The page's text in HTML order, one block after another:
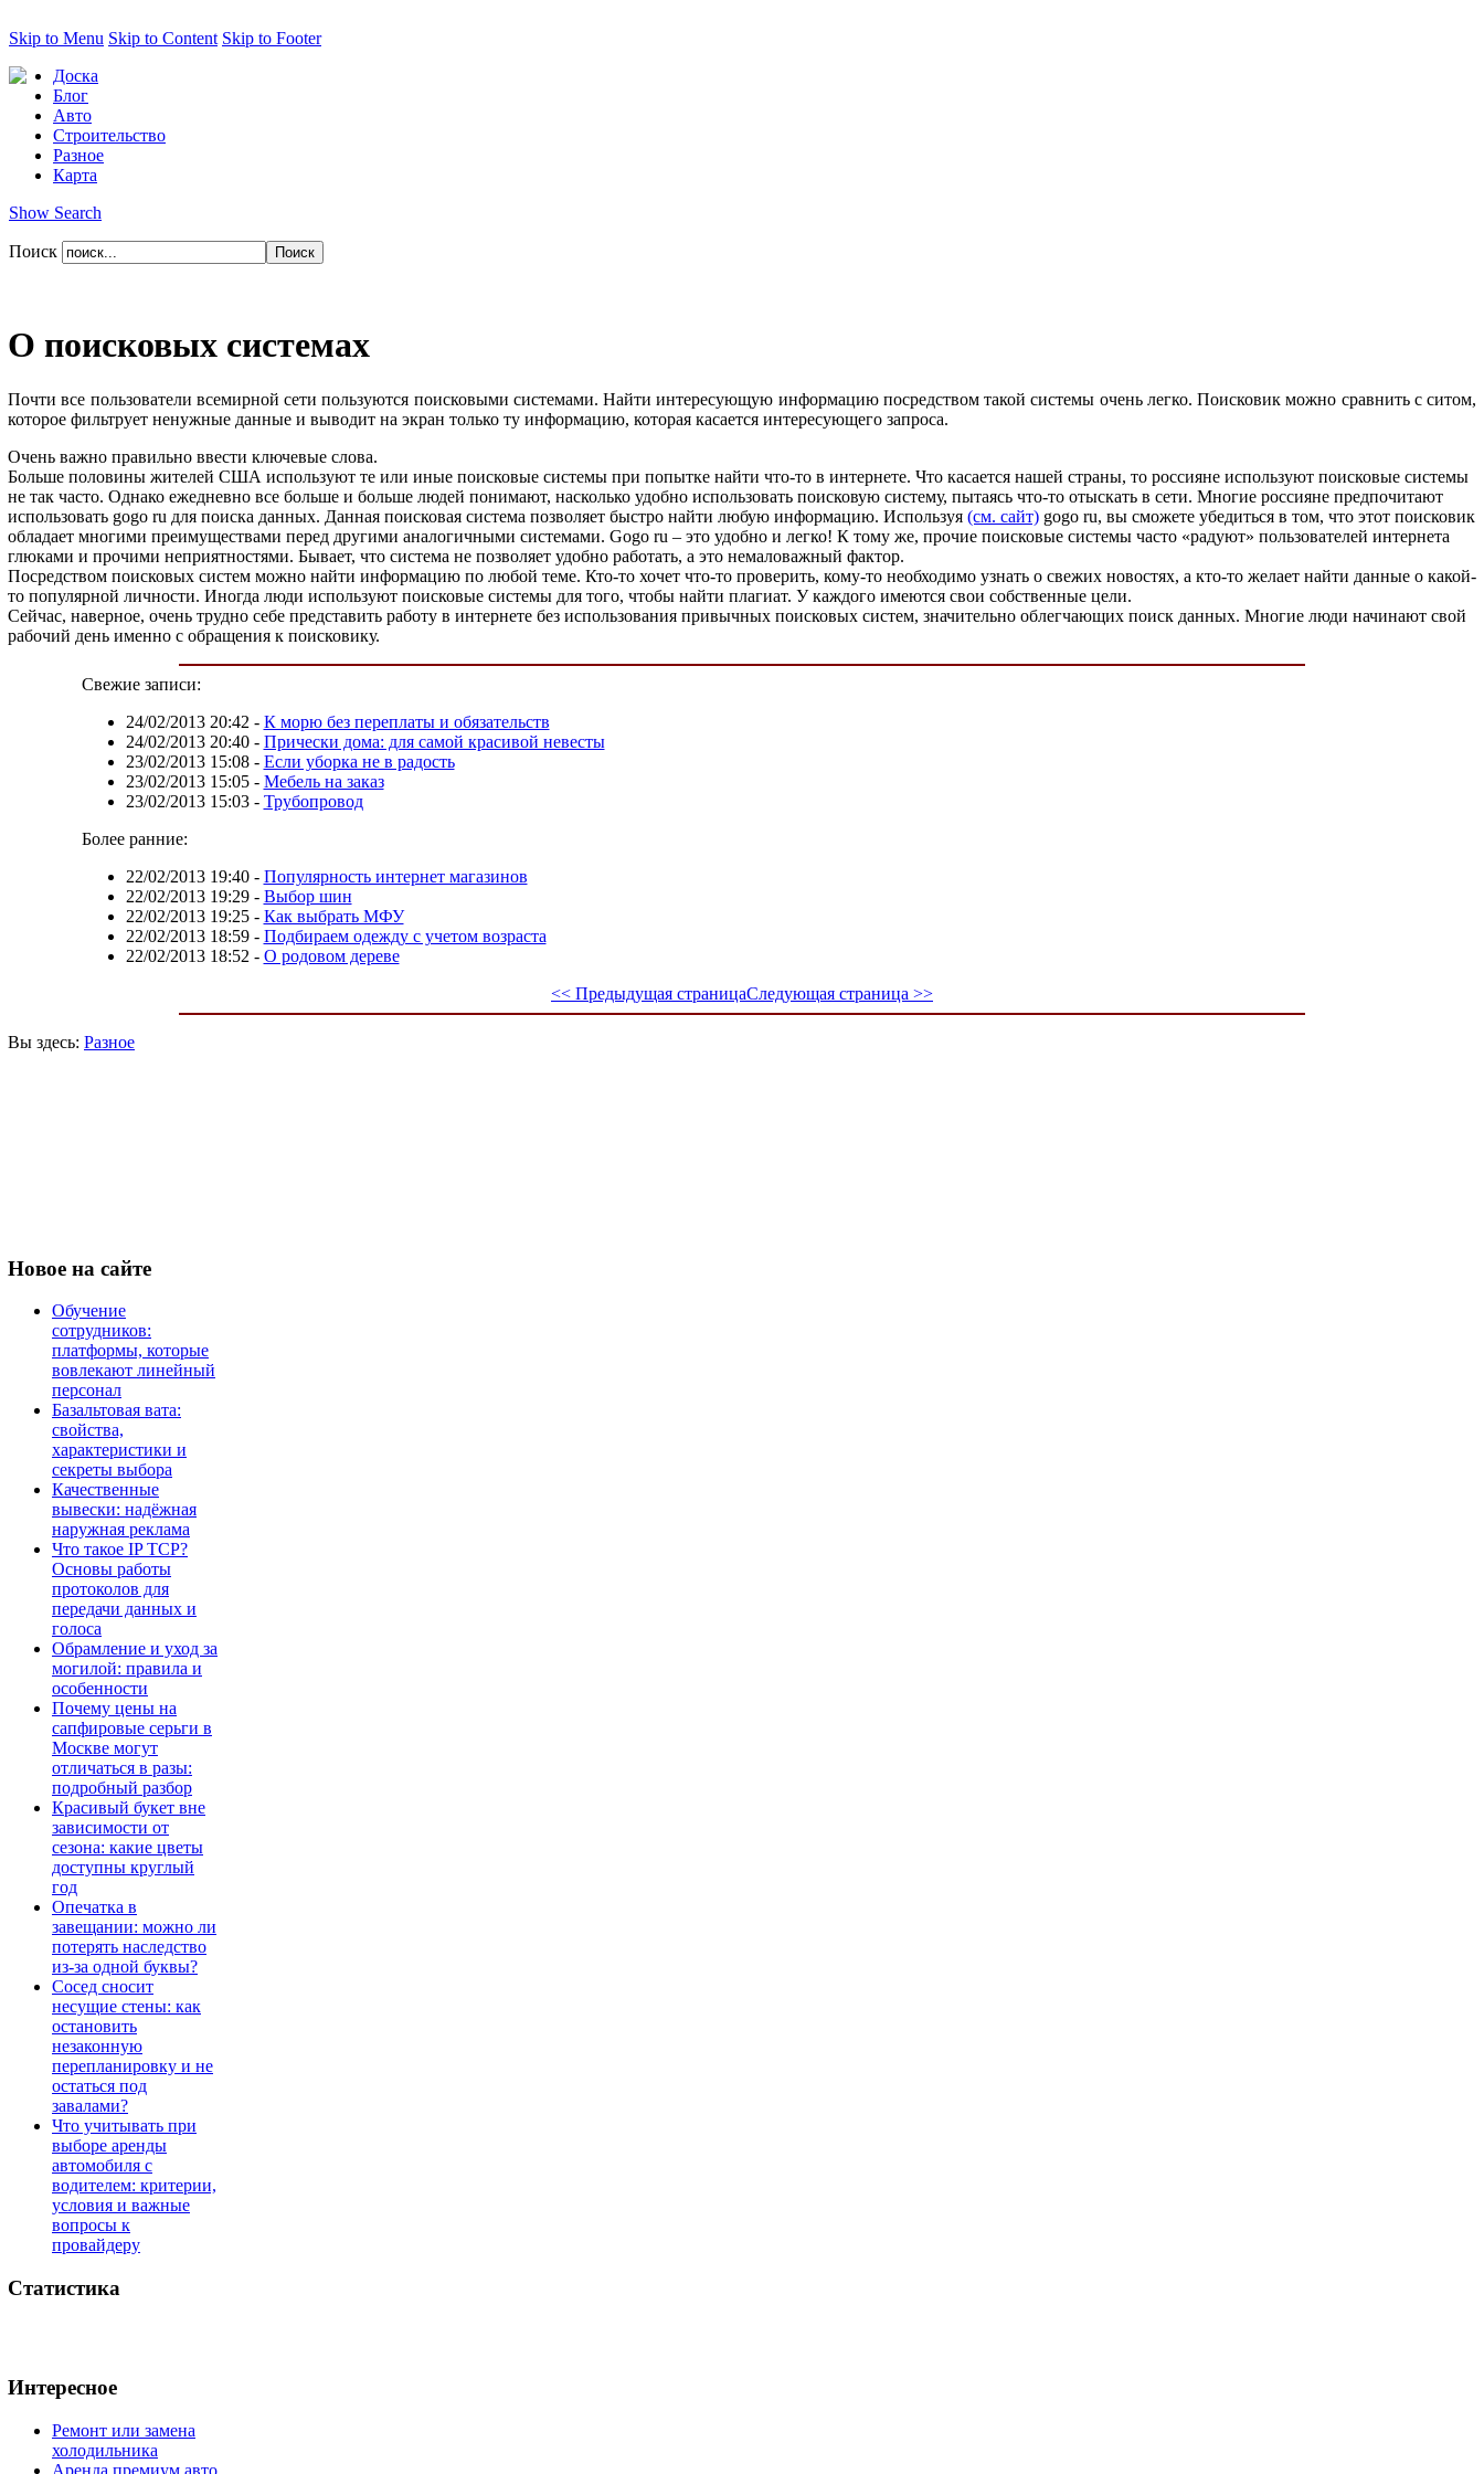
Skip to Menu Skip to Content Skip to Footer
Доска
Блог
Авто
Строительство
Разное
Карта
Show Search
Поиск
О поисковых системах
Почти все пользователи всемирной сети пользуются поисковыми системами. Найти интересующую информацию посредством такой системы очень легко. Поисковик можно сравнить с ситом,
которое фильтрует ненужные данные и выводит на экран только ту информацию, которая касается интересующего запроса.
Очень важно правильно ввести ключевые слова.
Больше половины жителей США используют те или иные поисковые системы при попытке найти что-то в интернете. Что касается нашей страны, то россияне используют поисковые системы
не так часто. Однако ежедневно все больше и больше людей понимают, насколько удобно использовать поисковую систему, пытаясь что-то отыскать в сети. Многие россияне предпочитают
использовать gogo ru для поиска данных. Данная поисковая система позволяет быстро найти любую информацию. Используя (см. сайт) gogo ru, вы сможете убедиться в том, что этот поисковик
обладает многими преимуществами перед другими аналогичными системами. Gogo ru – это удобно и легко! К тому же, прочие поисковые системы часто «радуют» пользователей интернета
глюками и прочими неприятностями. Бывает, что система не позволяет удобно работать, а это немаловажный фактор.
Посредством поисковых систем можно найти информацию по любой теме. Кто-то хочет что-то проверить, кому-то необходимо узнать о свежих новостях, а кто-то желает найти данные о какой-
то популярной личности. Иногда люди используют поисковые системы для того, чтобы найти плагиат. У каждого имеются свои собственные цели.
Сейчас, наверное, очень трудно себе представить работу в интернете без использования привычных поисковых систем, значительно облегчающих поиск данных. Многие люди начинают свой
рабочий день именно с обращения к поисковику.
Свежие записи:
24/02/2013 20:42 - К морю без переплаты и обязательств
24/02/2013 20:40- Прически дома: для самой красивой невесты
23/02/2013 15:08- Если уборка не в радость
23/02/2013 15:05- Мебель на заказ
23/02/2013 15:03- Трубопровод
Более ранние:
22/02/2013 19:40- Популярность интернет магазинов
22/02/2013 19:29- Выбор шин
22/02/2013 19:25- Как выбрать МФУ
22/02/2013 18:59- Подбираем одежду с учетом возраста
22/02/2013 18:52 - О родовом дереве
<< Предыдущая страницаСледующая страница >>
Вы здесь: Разное
Новое на сайте
Обучение
сотрудников:
платформы, которые
вовлекают линейный
персонал
Базальтовая вата:
свойства,
характеристики и
секреты выбора
Качественные
вывески: надёжная
наружная реклама
Что такое IP TCP?
Основы работы
протоколов для
передачи данных и
голоса
Обрамление и уход за
могилой: правила и
особенности
Почему цены на
сапфировые серьги в
Москве могут
отличаться в разы:
подробный разбор
Красивый букет вне
зависимости от
сезона: какие цветы
доступны круглый
год
Опечатка в
завещании: можно ли
потерять наследство
из-за одной буквы?
Сосед сносит
несущие стены: как
остановить
незаконную
перепланировку и не
остаться под
завалами?
Что учитывать при
выборе аренды
автомобиля с
водителем: критерии,
условия и важные
вопросы к
провайдеру
Статистика
Интересное
Ремонт или замена
холодильника